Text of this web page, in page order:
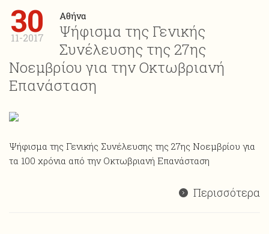
30
11-2017
Αθήνα
Ψήφισμα της Γενικής
Συνέλευσης της 27ης
Νοεμβρίου για την Οκτωβριανή
Επανάσταση
Ψήφισμα της Γενικής Συνέλευσης της 27ης Νοεμβρίου για
τα 100 χρόνια από την Οκτωβριανή Επανάσταση
Περισσότερα